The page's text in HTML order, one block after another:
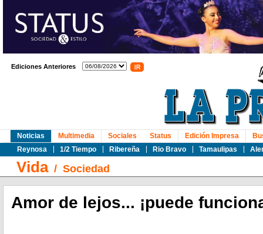
Ediciones Anteriores
Noticias
Reynosa
1/2 Tiempo Ribereña Rio Bravo Tamaulipas
Multimedia Sociales Status Edición Impresa
Vida/ Sociedad
Amor de lejos... ¡puede